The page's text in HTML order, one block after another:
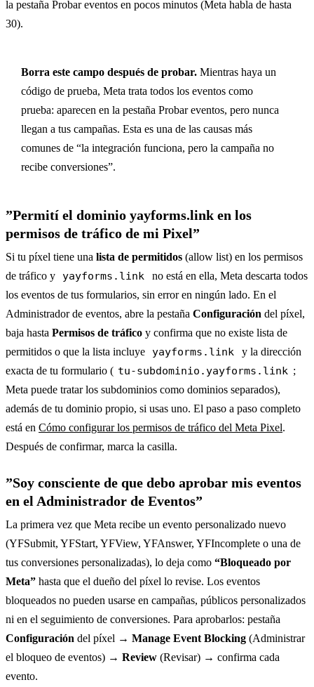
la pestaña Probar eventos en pocos minutos (Meta habla de hasta
30).
Borra este campo después de probar. Mientras haya un
código de prueba, Meta trata todos los eventos como
prueba: aparecen en la pestaña Probar eventos, pero nunca
llegan a tus campañas. Esta es una de las causas más
comunes de “la integración funciona, pero la campaña no
recibe conversiones”.
”Permití el dominio yayforms.link en los
permisos de tráfico de mi Pixel”
Si tu píxel tiene una lista de permitidos (allow list) en los permisos
de tráfico y
yayforms.link
no está en ella, Meta descarta todos
los eventos de tus formularios, sin error en ningún lado. En el
Administrador de eventos, abre la pestaña Configuración del píxel,
baja hasta Permisos de tráfico y confirma que no existe lista de
permitidos o que la lista incluye
yayforms.link
y la dirección
exacta de tu formulario ( tu-subdominio.yayforms.link ;
Meta puede tratar los subdominios como dominios separados),
además de tu dominio propio, si usas uno. El paso a paso completo
está en Cómo configurar los permisos de tráfico del Meta Pixel.
Después de confirmar, marca la casilla.
”Soy consciente de que debo aprobar mis eventos
en el Administrador de Eventos”
La primera vez que Meta recibe un evento personalizado nuevo
(YFSubmit, YFStart, YFView, YFAnswer, YFIncomplete o una de
tus conversiones personalizadas), lo deja como “Bloqueado por
Meta” hasta que el dueño del píxel lo revise. Los eventos
bloqueados no pueden usarse en campañas, públicos personalizados
ni en el seguimiento de conversiones. Para aprobarlos: pestaña
Configuración del píxel → Manage Event Blocking (Administrar
el bloqueo de eventos) → Review (Revisar) → confirma cada
evento.